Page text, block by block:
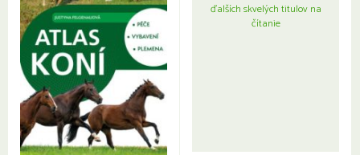
ďalších skvelých titulov na
čítanie